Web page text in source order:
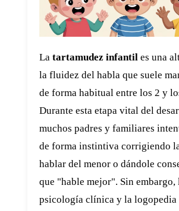
La tartamudez infantil es una
la fluidez del habla que suele
de forma habitual entre los 2 y
Durante esta etapa vital del
muchos padres y familiares
de forma instintiva corrigiendo
hablar del menor o dándole
que "hable mejor". Sin embargo,
psicología clínica y la logopedia